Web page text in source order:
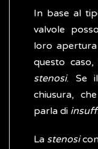
In base al
valvole
loro
questo
stenosi. Se
chiusura,
parla di
La stenosi